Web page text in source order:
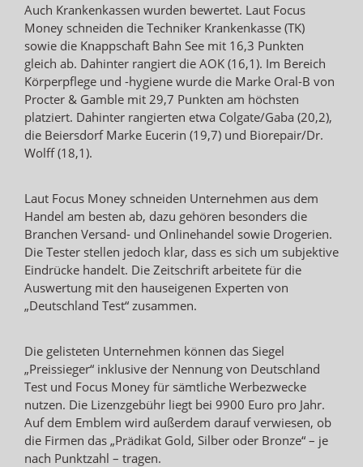
Auch Krankenkassen wurden bewertet. Laut Focus
Money schneiden die Techniker Krankenkasse (TK)
sowie die Knappschaft Bahn See mit 16,3 Punkten
gleich ab. Dahinter rangiert die AOK (16,1). Im Bereich
Körperpflege und -hygiene wurde die Marke Oral-B von
Procter & Gamble mit 29,7 Punkten am höchsten
platziert. Dahinter rangierten etwa Colgate/Gaba (20,2),
die Beiersdorf Marke Eucerin (19,7) und Biorepair/Dr.
Wolff (18,1).
Laut Focus Money schneiden Unternehmen aus dem
Handel am besten ab, dazu gehören besonders die
Branchen Versand- und Onlinehandel sowie Drogerien.
Die Tester stellen jedoch klar, dass es sich um subjektive
Eindrücke handelt. Die Zeitschrift arbeitete für die
Auswertung mit den hauseigenen Experten von
„Deutschland Test“ zusammen.
Die gelisteten Unternehmen können das Siegel
„Preissieger“ inklusive der Nennung von Deutschland
Test und Focus Money für sämtliche Werbezwecke
nutzen. Die Lizenzgebühr liegt bei 9900 Euro pro Jahr.
Auf dem Emblem wird außerdem darauf verwiesen, ob
die Firmen das „Prädikat Gold, Silber oder Bronze“ – je
nach Punktzahl – tragen.